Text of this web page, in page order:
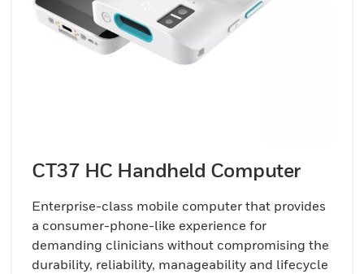
resposta e gerenciamento de alarmes,
gerenciamento de materiais e fluxos de
trabalho de farmácia e laboratório.
CT37 HC Handheld Computer
Enterprise-class mobile computer that provides
a consumer-phone-like experience for
demanding clinicians without compromising the
durability, reliability, manageability and lifecycle